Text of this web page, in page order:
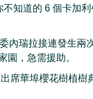
不知道的 6 個卡加
內瑞拉接連發生兩
園，急需援助。
出席華埠櫻花樹植